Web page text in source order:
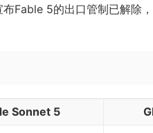
Fable 5的出口管制已解除
Sonnet 5